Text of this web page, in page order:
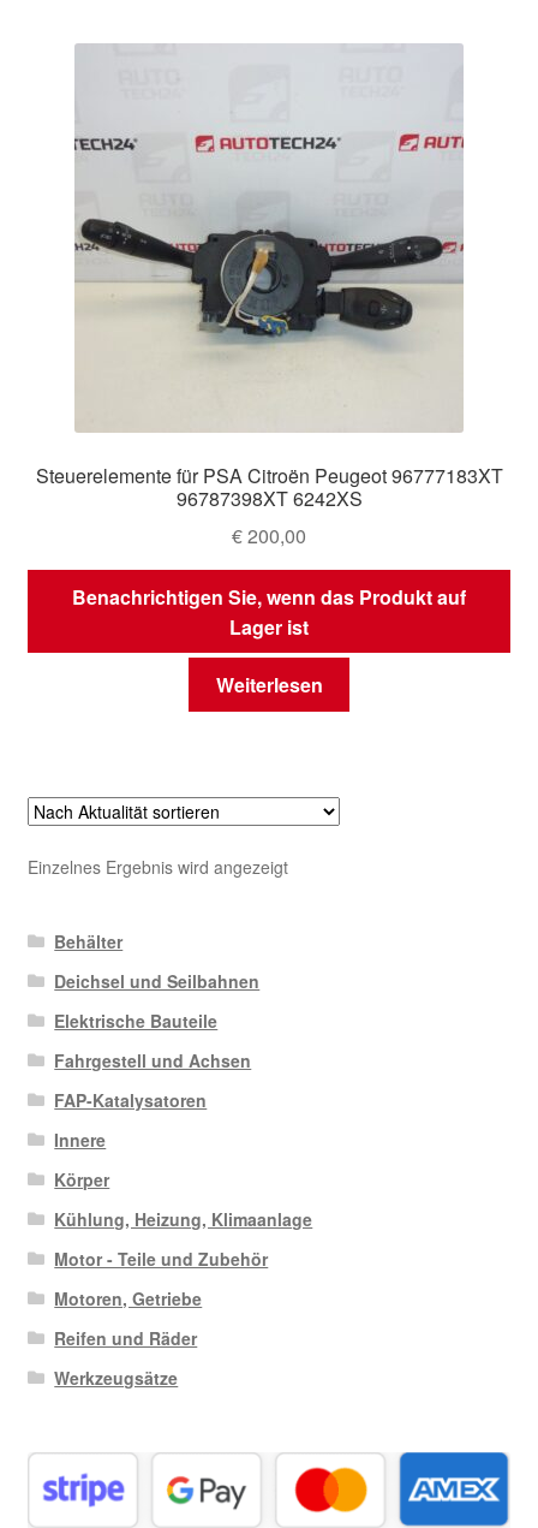
Steuerelemente für PSA Citroën Peugeot 96777183XT
96787398XT 6242XS
€200,00
Benachrichtigen Sie, wenn das Produkt auf
Lager ist
Weiterlesen
Einzelnes Ergebnis wird angezeigt
Behälter
Deichsel und Seilbahnen
Elektrische Bauteile
Fahrgestell und Achsen
FAP-Katalysatoren
Innere
Körper
Kühlung, Heizung, Klimaanlage
Motor - Teile und Zubehör
Motoren, Getriebe
Reifen und Räder
Werkzeugsätze